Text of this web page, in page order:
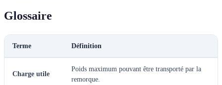
Glossaire
Terme Définition
Charge utile
Poids maximum pouvant être transporté par la
remorque.